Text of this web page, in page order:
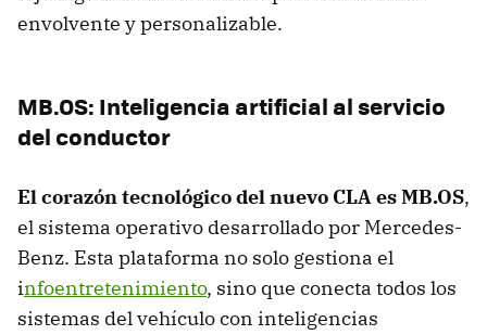
envolvente y personalizable.
MB.OS: Inteligencia artificial al servicio
del conductor
El corazón tecnológico del nuevo CLA es MB.OS,
el sistema operativo desarrollado por Mercedes-
Benz. Esta plataforma no solo gestiona el
infoentretenimiento, sino que conecta todos los
sistemas del vehículo con inteligencias